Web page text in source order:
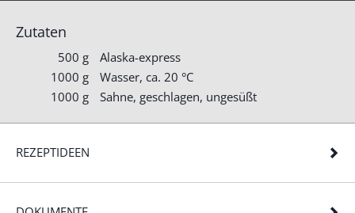
Zutaten
500 g
Alaska-express
1000 g
Wasser, ca. 20 °C
1000 g
Sahne, geschlagen, ungesüßt
REZEPTIDEEN